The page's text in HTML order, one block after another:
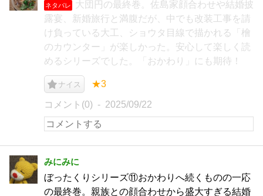
ネタバレ
大団円の最終巻。佐島家顔合わせや結婚披
露宴、新婚旅行と満腹だが、中でも改装工事を請
け負っている大工、ショウタ目線で描かれる「檜
のカウンター」が楽しかった。安心して楽しく読
めるシリーズでした。「おかわり」にも期待！
ナイス ★3
コメント(0) 2025/09/22
みにみに
ぼったくりシリーズ⑪おかわりへ続くものの一応
の最終巻。親族との顔合わせから盛大すぎる結婚